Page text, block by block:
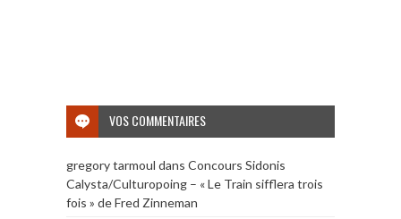
VOS COMMENTAIRES
gregory tarmoul dans Concours Sidonis
Calysta/Culturopoing – « Le Train sifflera trois
fois » de Fred Zinneman